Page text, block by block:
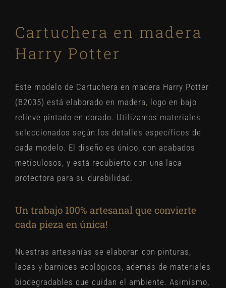
Cartuchera en madera
Harry Potter
Este modelo de Cartuchera en madera Harry Potter
(B2035) está elaborado en madera, logo en bajo
relieve pintado en dorado. Utilizamos materiales
seleccionados según los detalles específicos de
cada modelo. El diseño es único, con acabados
meticulosos, y está recubierto con una laca
protectora para su durabilidad.
Un trabajo 100% artesanal que convierte
cada pieza en única!
Nuestras artesanías se elaboran con pinturas,
lacas y barnices ecológicos, además de materiales
biodegradables que cuidan el ambiente. Asimismo,